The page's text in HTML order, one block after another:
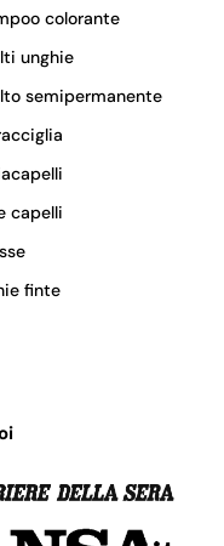
colorante
unghie
semipermanente
capelli
finte